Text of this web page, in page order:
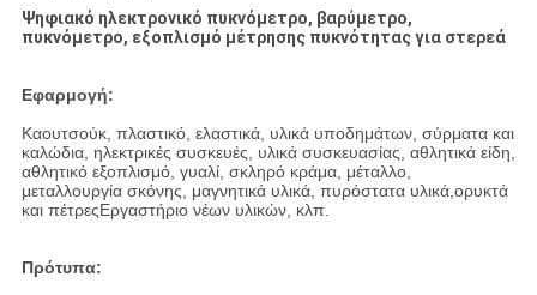
Ψηφιακό ηλεκτρονικό πυκνόμετρο, βαρύμετρο,
πυκνόμετρο, εξοπλισμό μέτρησης πυκνότητας για στερεά
Εφαρμογή:
Καουτσούκ, πλαστικό, ελαστικά, υλικά υποδημάτων, σύρματα και
καλώδια, ηλεκτρικές συσκευές, υλικά συσκευασίας, αθλητικά είδη,
αθλητικό εξοπλισμό, γυαλί, σκληρό κράμα, μέταλλο,
μεταλλουργία σκόνης, μαγνητικά υλικά, πυρόστατα υλικά,ορυκτά
και πέτρεςΕργαστήριο νέων υλικών, κλπ.
Πρότυπα: